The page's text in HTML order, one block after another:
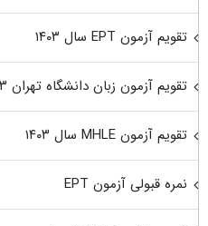
تقویم آزمون EPT سال ۱۴۰۳
تقویم آزمون زبان دانشگاه تهران ۱۴۰۳
تقویم آزمون MHLE سال ۱۴۰۳
نمره قبولی آزمون EPT